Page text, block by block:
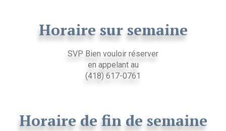
Horaire sur semaine
SVP Bien vouloir réserver
en appelant au
(418) 617-0761
Horaire de fin de semaine